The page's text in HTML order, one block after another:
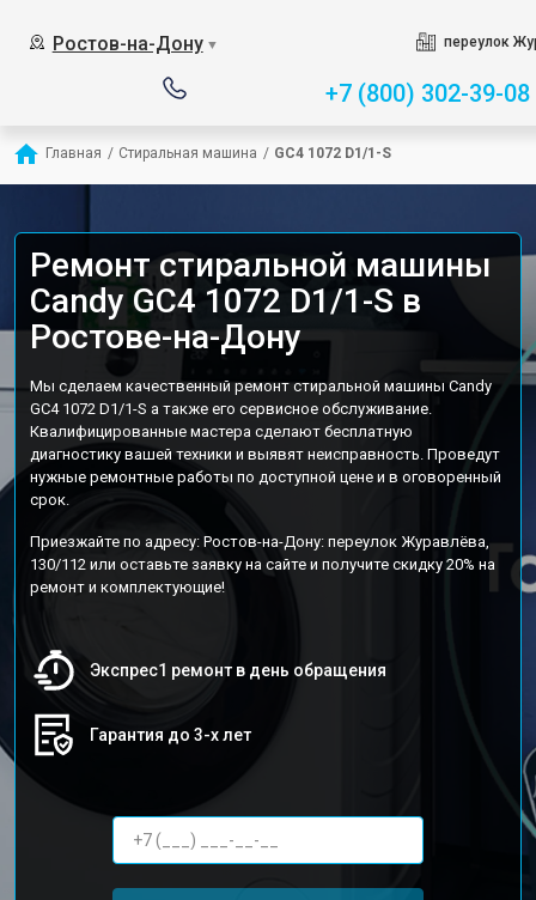
Ростов-на-Дону ▼ переулок
+7 (800) 302-39-08
Главная / Стиральная машина / GC4 1072 D1/1-S
Ремонт стиральной машины
Candy GC4 1072 D1/1-S в
Ростове-на-Дону
Мы сделаем качественный ремонт стиральной машины Candy
GC4 1072 D1/1-S а также его сервисное обслуживание.
Квалифицированные мастера сделают бесплатную
диагностику вашей техники и выявят неисправность. Проведут
нужные ремонтные работы по доступной цене и в оговоренный
срок.
Приезжайте по адресу: Ростов-на-Дону: переулок Журавлёва,
130/112 или оставьте заявку на сайте и получите скидку 20% на
ремонт и комплектующие!
Экспрес1 ремонт в день обращения
Гарантия до 3-х лет